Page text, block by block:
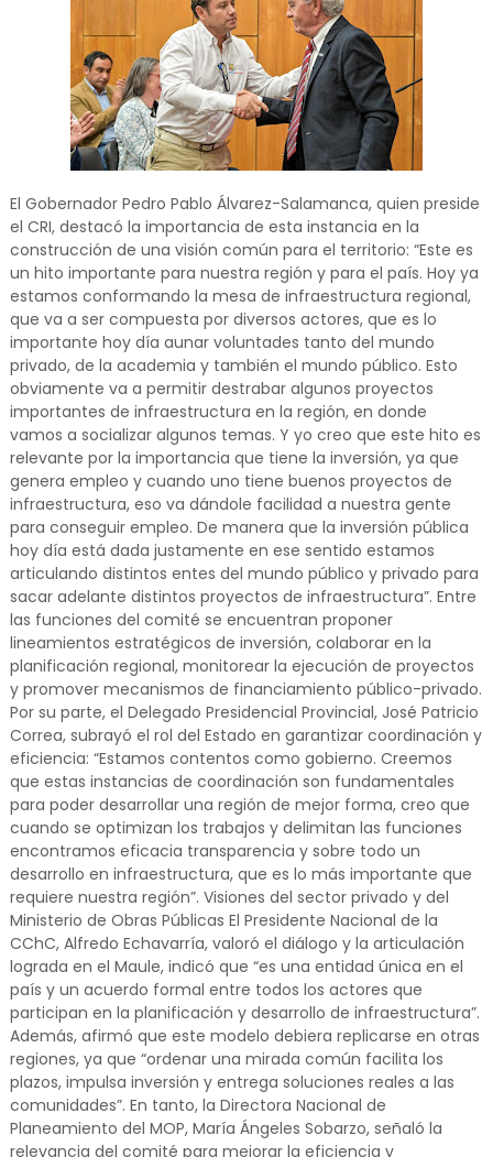
El Gobernador Pedro Pablo Álvarez-Salamanca, quien preside
el CRI, destacó la importancia de esta instancia en la
construcción de una visión común para el territorio: “Este es
un hito importante para nuestra región y para el país. Hoy ya
estamos conformando la mesa de infraestructura regional,
que va a ser compuesta por diversos actores, que es lo
importante hoy día aunar voluntades tanto del mundo
privado, de la academia y también el mundo público. Esto
obviamente va a permitir destrabar algunos proyectos
importantes de infraestructura en la región, en donde
vamos a socializar algunos temas. Y yo creo que este hito es
relevante por la importancia que tiene la inversión, ya que
genera empleo y cuando uno tiene buenos proyectos de
infraestructura, eso va dándole facilidad a nuestra gente
para conseguir empleo. De manera que la inversión pública
hoy día está dada justamente en ese sentido estamos
articulando distintos entes del mundo público y privado para
sacar adelante distintos proyectos de infraestructura”. Entre
las funciones del comité se encuentran proponer
lineamientos estratégicos de inversión, colaborar en la
planificación regional, monitorear la ejecución de proyectos
y promover mecanismos de financiamiento público-privado.
Por su parte, el Delegado Presidencial Provincial, José Patricio
Correa, subrayó el rol del Estado en garantizar coordinación y
eficiencia: “Estamos contentos como gobierno. Creemos
que estas instancias de coordinación son fundamentales
para poder desarrollar una región de mejor forma, creo que
cuando se optimizan los trabajos y delimitan las funciones
encontramos eficacia transparencia y sobre todo un
desarrollo en infraestructura, que es lo más importante que
requiere nuestra región”. Visiones del sector privado y del
Ministerio de Obras Públicas El Presidente Nacional de la
CChC, Alfredo Echavarría, valoró el diálogo y la articulación
lograda en el Maule, indicó que “es una entidad única en el
país y un acuerdo formal entre todos los actores que
participan en la planificación y desarrollo de infraestructura”.
Además, afirmó que este modelo debiera replicarse en otras
regiones, ya que “ordenar una mirada común facilita los
plazos, impulsa inversión y entrega soluciones reales a las
comunidades”. En tanto, la Directora Nacional de
Planeamiento del MOP, María Ángeles Sobarzo, señaló la
relevancia del comité para mejorar la eficiencia y